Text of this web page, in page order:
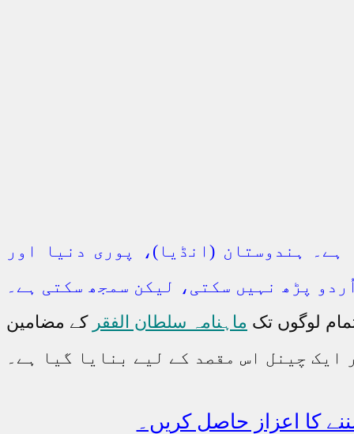
ہندوستان (انڈیا)، پوری دنیا اور
پڑھ نہیں سکتی، لیکن سمجھ سکتی ہے۔
لوگوں تک ماہنامہ سلطان الفقر کے مضامین
کا اعزاز حاصل کریں۔